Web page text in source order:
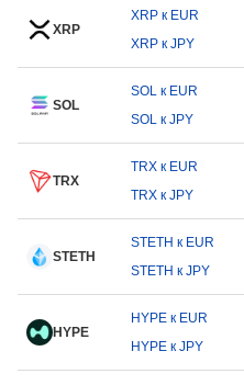
XRP
XRP к EUR
XRP к JPY
SOL
SOL к EUR
SOL к JPY
TRX
TRX к EUR
TRX к JPY
STETH
STETH к EUR
STETH к JPY
HYPE
HYPE к EUR
HYPE к JPY